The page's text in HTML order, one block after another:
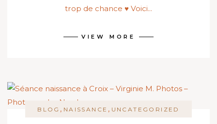
trop de chance ♥ Voici...
VIEW MORE
BLOG , NAISSANCE , UNCATEGORIZED